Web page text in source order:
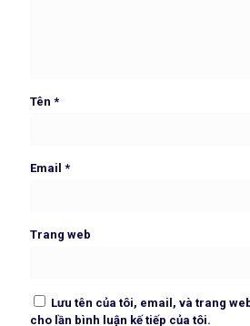
Tên *
Email *
Trang web
Lưu tên của tôi, email, và trang
cho lần bình luận kế tiếp của tôi.